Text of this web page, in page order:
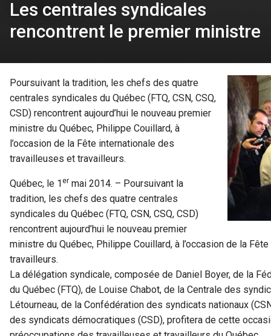
Les centrales syndicales
rencontrent le premier ministre
Poursuivant la tradition, les chefs des quatre
centrales syndicales du Québec (FTQ, CSN, CSQ,
CSD) rencontrent aujourd’hui le nouveau premier
ministre du Québec, Philippe Couillard, à
l’occasion de la Fête internationale des
travailleuses et travailleurs.
Québec, le 1 er mai 2014. – Poursuivant la
tradition, les chefs des quatre centrales
syndicales du Québec (FTQ, CSN, CSQ, CSD)
rencontrent aujourd’hui le nouveau premier
ministre du Québec, Philippe Couillard, à l’occasion de la
travailleurs.
La délégation syndicale, composée de Daniel Boyer, de la
du Québec (FTQ), de Louise Chabot, de la Centrale des
Létourneau, de la Confédération des syndicats nationaux
des syndicats démocratiques (CSD), profitera de cette